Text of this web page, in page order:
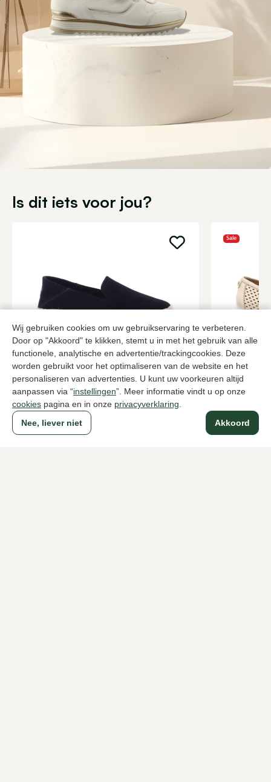
Wij gebruiken cookies om uw gebruikservaring te verbeteren.
Door op "Akkoord" te klikken, stemt u in met het gebruik van alle
functionele, analytische en advertentie/trackingcookies. Deze
worden gebruikt voor het optimaliseren van de website en het
personaliseren van advertenties. U kunt uw voorkeuren altijd
aanpassen via “instellingen”. Meer informatie vindt u op onze
cookies pagina en in onze privacyverklaring
Akkoord
Nee, liever niet
Is dit iets voor jou?
Toms
Zwarte espadrilles dames
79,95
Sale
Nalini
Metallic